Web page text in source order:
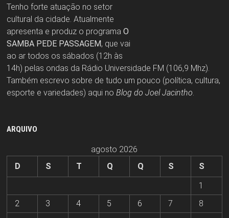
Tenho forte atuação no setor
cultural da cidade. Atualmente
apresenta e produz o programa O
SAMBA PEDE PASSAGEM, que vai
ao ar todos os sábados (12h às
14h) pelas ondas da Rádio Universidade FM (106,9 Mhz).
Também escrevo sobre de tudo um pouco (política, cultura,
esporte e variedades) aqui no Blog do Joel Jacintho
ARQUIVO
agosto 2026
D
S T Q Q S
S
1
2
3 4 5 6 7
8